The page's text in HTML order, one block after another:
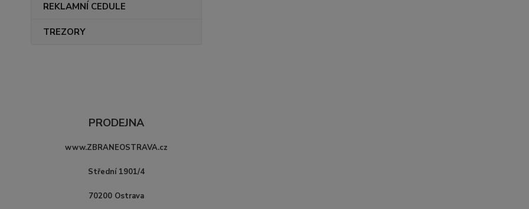
REKLAMNÍ CEDULE
TREZORY
PRODEJNA
www.ZBRANEOSTRAVA.cz
Střední 1901/4
70200 Ostrava